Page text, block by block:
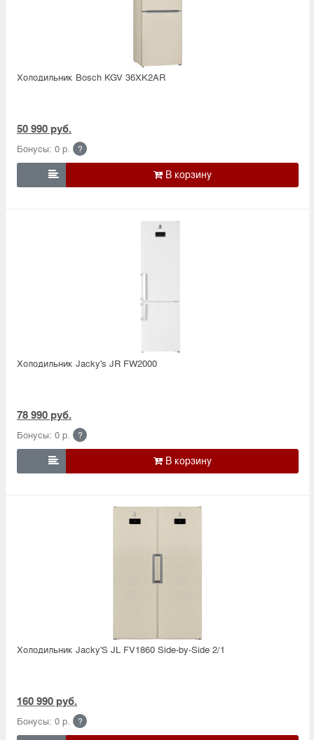
Холодильник Bosсh KGV 36XK2AR
50 990 руб.
Бонусы: 0 р. ?

Холодильник Jacky's JR FW2000
78 990 руб.
Бонусы: 0 р. ?

Холодильник Jacky'S JL FV1860 Side-by-Side 2/1
160 990 руб.
Бонусы: 0 р. ?